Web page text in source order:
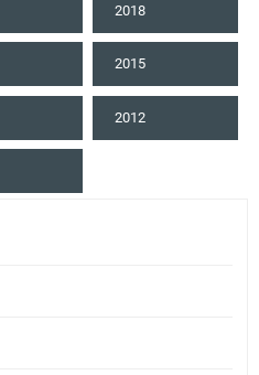
2018
2015
2012